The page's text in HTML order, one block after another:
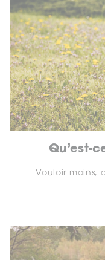
Qu’est-
Vouloir moins,